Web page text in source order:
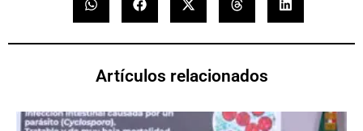
Artículos relacionados